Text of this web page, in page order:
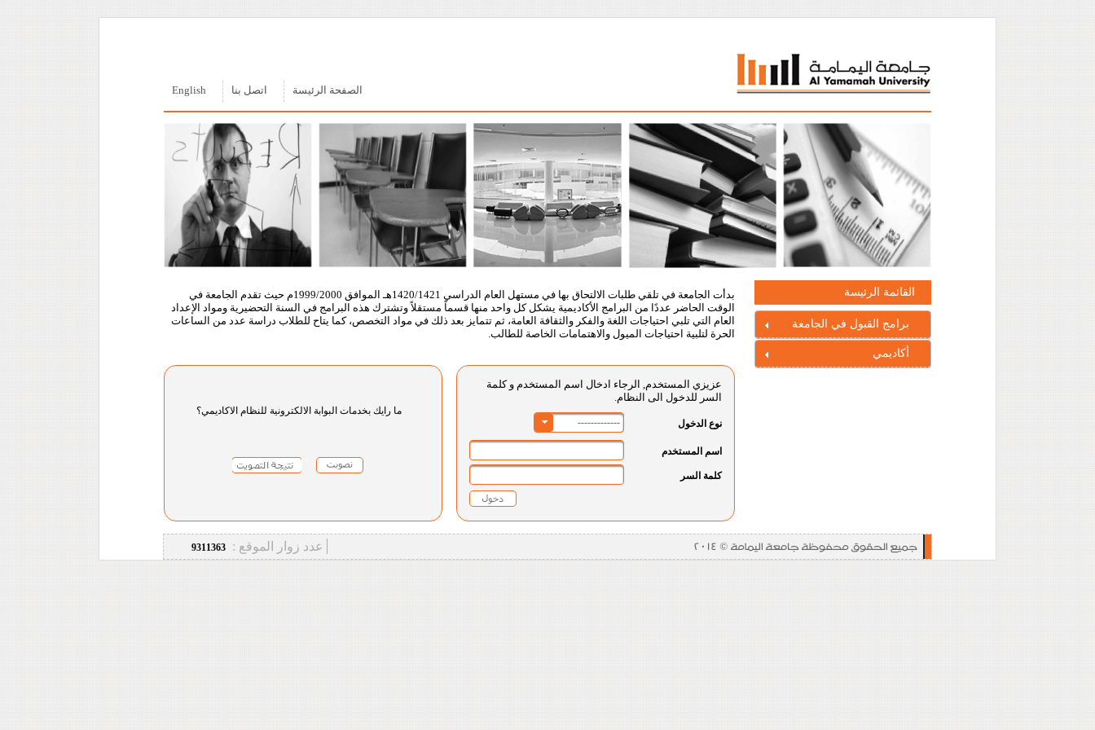
English اتصل بنا الصفحة الرئيسة
القائمة الرئيسة
برامج القبول في الجامعة
أكاديمي
بدأت الجامعة في تلقي طلبات الالتحاق بها في مستهل العام الدراسي 1420/1421هـ الموافق 1999/2000م حيث تقدم الجامعة في
الوقت الحاضر عددًا من البرامج الأكاديمية يشكل كل واحد منها قسماً مستقلاً وتشترك هذه البرامج في السنة التحضيرية ومواد الإعداد
العام التي تلبي احتياجات اللغة والفكر والثقافة العامة، ثم تتمايز بعد ذلك في مواد التخصص، كما يتاح للطلاب دراسة عدد من الساعات
الحرة لتلبية احتياجات الميول والاهتمامات الخاصة للطالب.
عزيزي المستخدم, الرجاء ادخال اسم المستخدم و كلمة
السر للدخول الى النظام.
نوع الدخول -------------
اسم المستخدم
كلمة السر
ما رايك بخدمات البوابة الالكترونية للنظام الاكاديمي؟
عدد زوار الموقع : 9311363